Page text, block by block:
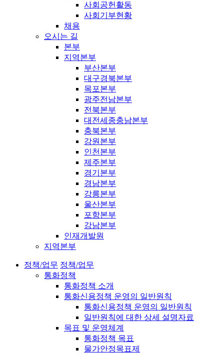
사회공헌활동
사회기부현황
채용
오시는 길
본부
지역본부
부산본부
대구경북본부
목포본부
광주전남본부
전북본부
대전세종충남본부
충북본부
강원본부
인천본부
제주본부
경기본부
경남본부
강릉본부
울산본부
포항본부
강남본부
인재개발원
지역본부
정책/업무 정책/업무
통화정책
통화정책 소개
통화신용정책 운영의 일반원칙
통화신용정책 운영의 일반원칙
일반원칙에 대한 상세 설명자료
목표 및 운영체계
통화정책 목표
물가안정목표제